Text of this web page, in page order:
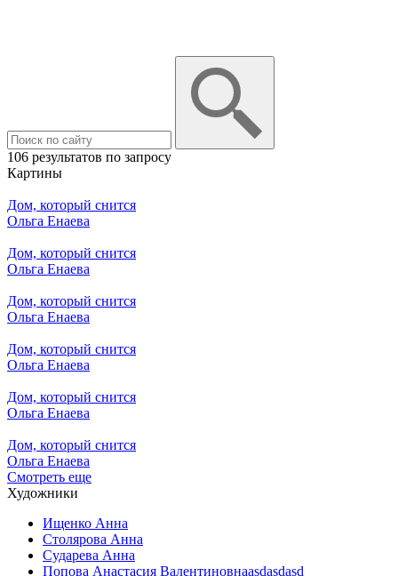
106 результатов по запросу
Картины
Дом, который снится
Ольга Енаева
Дом, который снится
Ольга Енаева
Дом, который снится
Ольга Енаева
Дом, который снится
Ольга Енаева
Дом, который снится
Ольга Енаева
Дом, который снится
Ольга Енаева
Смотреть еще
Художники
Ищенко Анна
Столярова Анна
Сударева Анна
Попова Анастасия Валентиновнаasdasdasd